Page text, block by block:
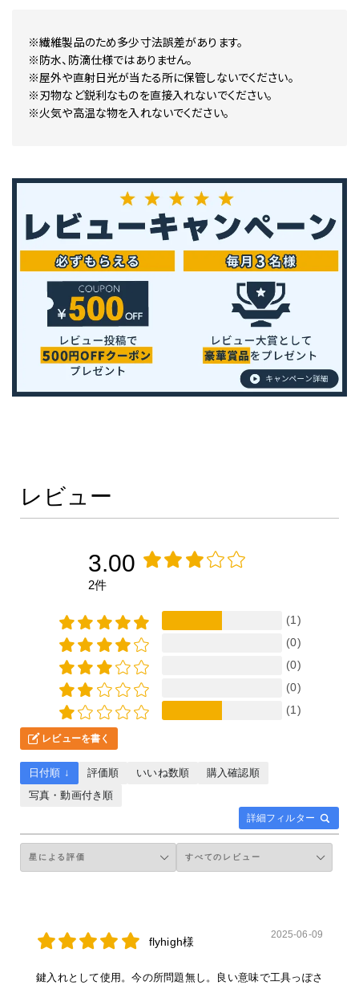
※繊維製品のため多少寸法誤差があります。
※防水、防滴仕様ではありません。
※屋外や直射日光が当たる所に保管しないでください。
※刃物など鋭利なものを直接入れないでください。
※火気や高温な物を入れないでください。
レビュー
3.00
2件
(1)
(0)
(0)
(0)
(1)
レビューを書く
詳細フィルター
日付順 ↓ 評価順 いいね数順
購入確認順
写真・動画付き順
flyhigh様
2025-06-09
鍵入れとして使用。今の所問題無し。良い意味で工具っぽさ